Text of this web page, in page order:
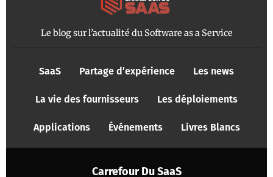
Le blog sur l’actualité du Software as a Service
SaaS Partage d’expérience Les news
La vie des fournisseurs Les déploiements
Applications Événements Livres Blancs
Carrefour Du SaaS